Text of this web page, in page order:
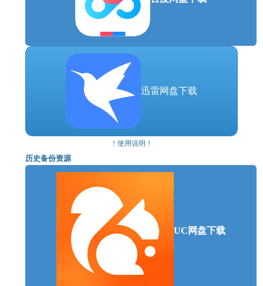
迅雷网盘下载
！使用说明！
历史备份资源
UC网盘下载